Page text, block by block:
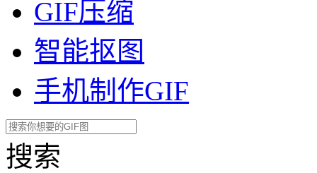
GIF压缩
智能抠图
手机制作GIF
搜索